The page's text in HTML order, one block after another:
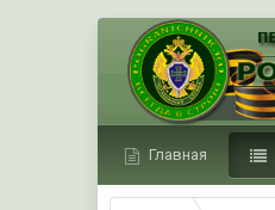
Главная